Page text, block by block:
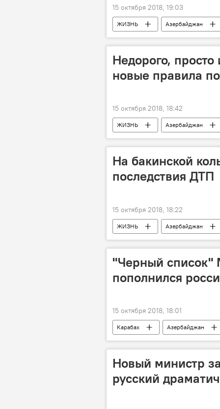
15 октября 2018, 19:03
ЖИЗНЬ Азербайджан
Недорого,
новые правила
15 октября 2018, 18:42
ЖИЗНЬ Азербайджан
На бакинской
последствия ДТП
15 октября 2018, 18:22
ЖИЗНЬ Азербайджан
"Черный
пополнился
15 октября 2018, 18:01
Карабах Азербайджан
"черный список"
Новый министр
русский